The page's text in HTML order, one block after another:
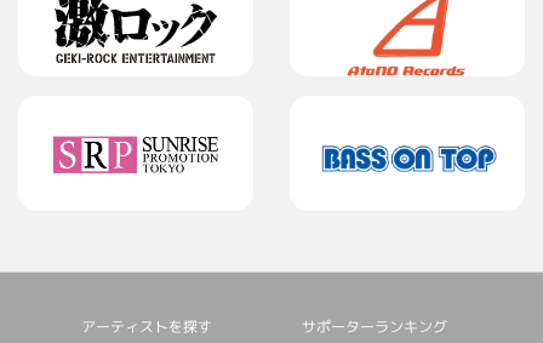
アーティストを探す
サポーターランキング